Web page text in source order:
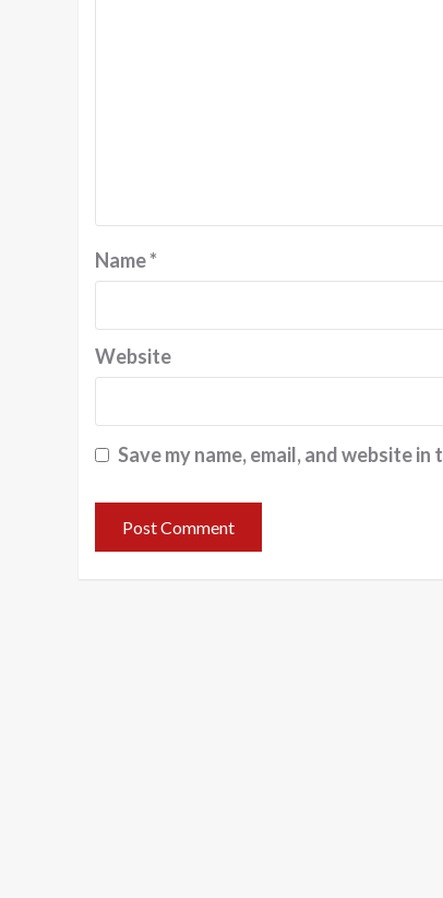
Name*
Website
Save my name, email, and website